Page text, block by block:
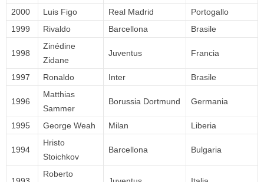
2000
Luis Figo Real Madrid
Portogallo
1999
Rivaldo Barcellona Brasile
1998
Zinédine
Zidane
Juventus Francia
1997 Ronaldo Inter Brasile
1996
Matthias
Sammer
Borussia Dortmund Germania
1995 George Weah Milan Liberia
1994
Hristo
Stoichkov
Barcellona Bulgaria
Roberto